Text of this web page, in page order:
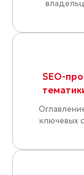
SEO-
ключевых